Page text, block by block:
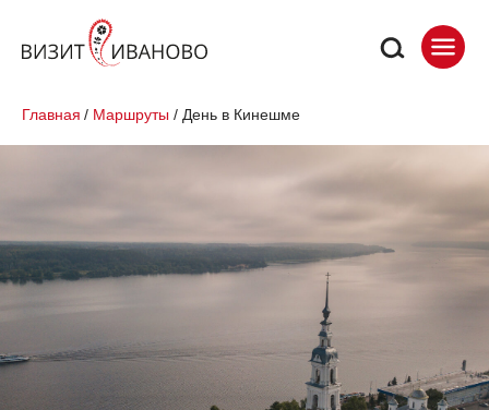
Главная / Маршруты / День в Кинешме